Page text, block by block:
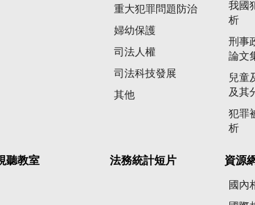
重大犯罪問題防治
婦幼保護
司法人權
司法科技發展
其他
我國
析
刑事
論文
兒童
及其
犯罪
析
聽教室 法務統計短片 資源
國內